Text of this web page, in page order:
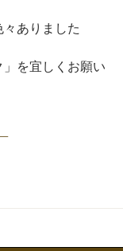
ありました
を宜しくお願い